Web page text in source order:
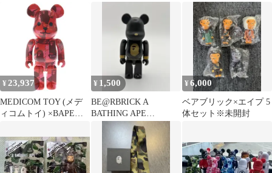
BATHING APEブルー
ト（ピンク・グリー
ン）
¥ 23,937
MEDICOM TOY (メデ
ィコムトイ) ×BAPE
ベアブリック 1stカモ
人形 レッド
¥ 1,500
BE@RBRICK A
BATHING APE
mastermind JAPAN
¥6,000
ベアブリック×エイプ 5
体セット※未開封